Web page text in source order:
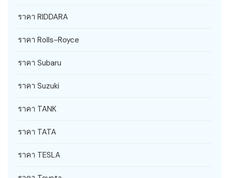
ราคา RIDDARA
ราคา Rolls-Royce
ราคา Subaru
ราคา Suzuki
ราคา TANK
ราคา TATA
ราคา TESLA